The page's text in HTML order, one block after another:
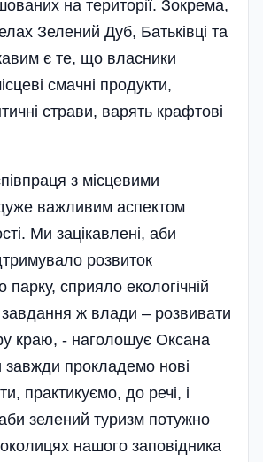
на території. Зокрема,
Зелений Дуб, Батьківці та
є те, що власники
смачні продукти,
страви, варять крафтові
з місцевими
важливим аспектом
Ми зацікавлені, аби
розвиток
парку, сприяло екологічній
завдання ж влади – розвивати
краю, - наголошує Оксана
прокладемо нові
практикуємо, до речі, і
зелений туризм потужно
нашого заповідника